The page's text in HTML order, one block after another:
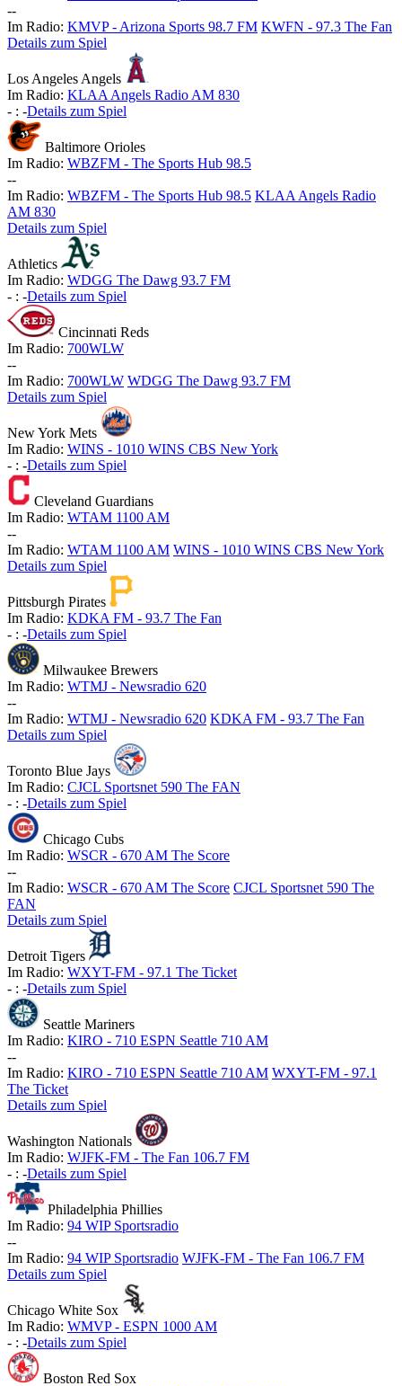
--
Im Radio: KMVP - Arizona Sports 98.7 FM KWFN - 97.3 The Fan
Details zum Spiel
Los Angeles Angels
Im Radio: KLAA Angels Radio AM 830
- : -Details zum Spiel
Baltimore Orioles
Im Radio: WBZFM - The Sports Hub 98.5
--
Im Radio: WBZFM - The Sports Hub 98.5 KLAA Angels Radio
AM 830
Details zum Spiel
Athletics
Im Radio: WDGG The Dawg 93.7 FM
- : -Details zum Spiel
Cincinnati Reds
Im Radio: 700WLW
--
Im Radio: 700WLW WDGG The Dawg 93.7 FM
Details zum Spiel
New York Mets
Im Radio: WINS - 1010 WINS CBS New York
- : -Details zum Spiel
Cleveland Guardians
Im Radio: WTAM 1100 AM
--
Im Radio: WTAM 1100 AM WINS - 1010 WINS CBS New York
Details zum Spiel
Pittsburgh Pirates
Im Radio: KDKA FM - 93.7 The Fan
- : -Details zum Spiel
Milwaukee Brewers
Im Radio: WTMJ - Newsradio 620
--
Im Radio: WTMJ - Newsradio 620 KDKA FM - 93.7 The Fan
Details zum Spiel
Toronto Blue Jays
Im Radio: CJCL Sportsnet 590 The FAN
- : -Details zum Spiel
Chicago Cubs
Im Radio: WSCR - 670 AM The Score
--
Im Radio: WSCR - 670 AM The Score CJCL Sportsnet 590 The
FAN
Details zum Spiel
Detroit Tigers
Im Radio: WXYT-FM - 97.1 The Ticket
- : -Details zum Spiel
Seattle Mariners
Im Radio: KIRO - 710 ESPN Seattle 710 AM
--
Im Radio: KIRO - 710 ESPN Seattle 710 AM WXYT-FM - 97.1
The Ticket
Details zum Spiel
Washington Nationals
Im Radio: WJFK-FM - The Fan 106.7 FM
- : -Details zum Spiel
Philadelphia Phillies
Im Radio: 94 WIP Sportsradio
--
Im Radio: 94 WIP Sportsradio WJFK-FM - The Fan 106.7 FM
Details zum Spiel
Chicago White Sox
Im Radio: WMVP - ESPN 1000 AM
- : -Details zum Spiel
Boston Red Sox